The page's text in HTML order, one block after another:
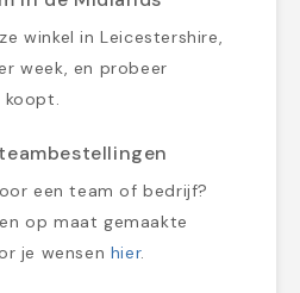
winkel in Leicestershire,
week, en probeer
een team of bedrijf?
op maat gemaakte
je wensen hier.